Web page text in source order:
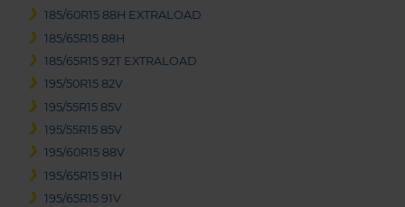
185/60R15 88H EXTRALOAD
185/65R15 88H
185/65R15 92T EXTRALOAD
195/50R15 82V
195/55R15 85V
195/55R15 85V
195/60R15 88V
195/65R15 91H
195/65R15 91V